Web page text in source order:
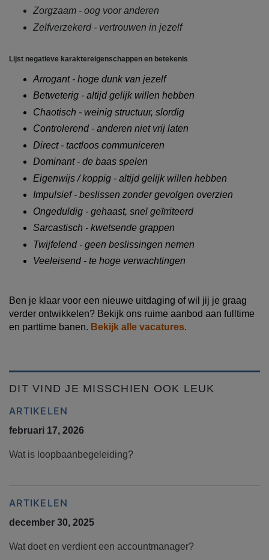
Zorgzaam - oog voor anderen
Zelfverzekerd - vertrouwen in jezelf
Lijst negatieve karaktereigenschappen en betekenis
Arrogant - hoge dunk van jezelf
Betweterig - altijd gelijk willen hebben
Chaotisch - weinig structuur, slordig
Controlerend - anderen niet vrij laten
Direct - tactloos communiceren
Dominant - de baas spelen
Eigenwijs / koppig - altijd gelijk willen hebben
Impulsief - beslissen zonder gevolgen overzien
Ongeduldig - gehaast, snel geïrriteerd
Sarcastisch - kwetsende grappen
Twijfelend - geen beslissingen nemen
Veeleisend - te hoge verwachtingen
Ben je klaar voor een nieuwe uitdaging of wil jij je graag
verder ontwikkelen? Bekijk ons ruime aanbod aan fulltime
en parttime banen. Bekijk alle vacatures.
DIT VIND JE MISSCHIEN OOK LEUK
ARTIKELEN
februari 17, 2026
Wat is loopbaanbegeleiding?
ARTIKELEN
december 30, 2025
Wat doet en verdient een accountmanager?